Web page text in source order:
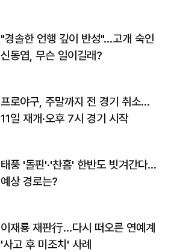
"경솔한 언행 깊이 반성"…고개 숙인
신동엽, 무슨 일이길래?
프로야구, 주말까지 전 경기 취소…
11일 재개·오후 7시 경기 시작
태풍 '돌핀'·'찬홈' 한반도 빗겨간다…
예상 경로는?
이재룡 재판行…다시 떠오른 연예계
'사고 후 미조치' 사례